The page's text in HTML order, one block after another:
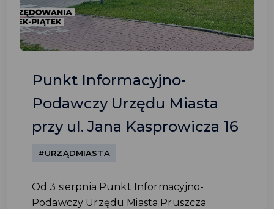
Punkt Informacyjno-
Podawczy Urzędu Miasta
przy ul. Jana Kasprowicza 16
#URZĄDMIASTA
Od 3 sierpnia Punkt Informacyjno-
Podawczy Urzędu Miasta Pruszcza